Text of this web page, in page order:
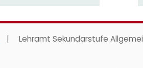
| Lehramt Sekundarstufe